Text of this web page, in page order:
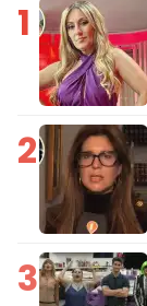
1
2
3